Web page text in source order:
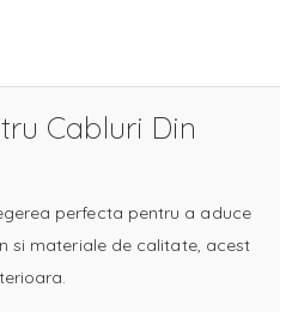
Cabluri Din
perfecta pentru a aduce
si materiale de calitate, acest